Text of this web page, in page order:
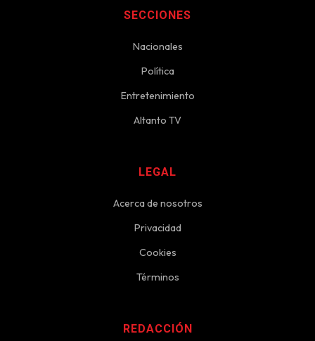
SECCIONES
Nacionales
Política
Entretenimiento
Altanto TV
LEGAL
Acerca de nosotros
Privacidad
Cookies
Términos
REDACCIÓN